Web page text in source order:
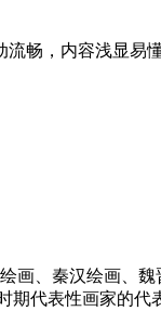
畅，内容浅显易
画、秦汉绘画、魏
期代表性画家的代